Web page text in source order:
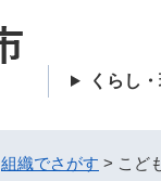
くらし
組織でさがす > こど